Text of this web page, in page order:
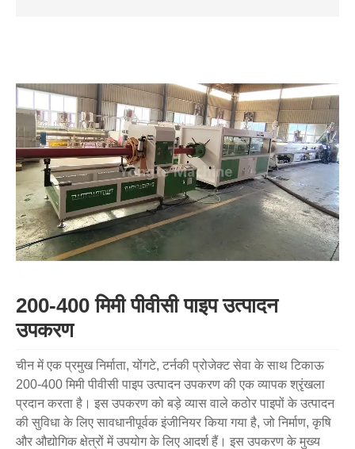
200-400 मिमी पीवीसी पाइप उत्पादन
उपकरण
चीन में एक प्रमुख निर्माता, योंगटे, टर्नकी प्रोजेक्ट सेवा के साथ टिकाऊ
200-400 मिमी पीवीसी पाइप उत्पादन उपकरण की एक व्यापक श्रृंखला
प्रदान करता है। इस उपकरण को बड़े व्यास वाले कठोर पाइपों के उत्पादन
की सुविधा के लिए सावधानीपूर्वक इंजीनियर किया गया है, जो निर्माण, कृषि
और औद्योगिक क्षेत्रों में उपयोग के लिए आदर्श हैं। इस उपकरण के मुख्य